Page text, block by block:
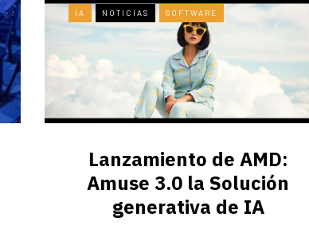
IA NOTICIAS SOFTWARE
Lanzamiento de AMD:
Amuse 3.0 la Solución
generativa de IA